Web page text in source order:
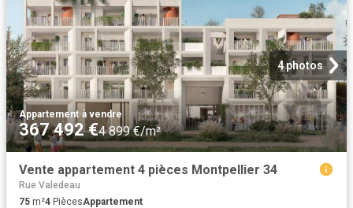
4 photos
Appartement·à vendre
367 492 €4 899 €/m²
Vente appartement 4 pièces Montpellier 34
Rue Valedeau
75 m²4 PiècesAppartement